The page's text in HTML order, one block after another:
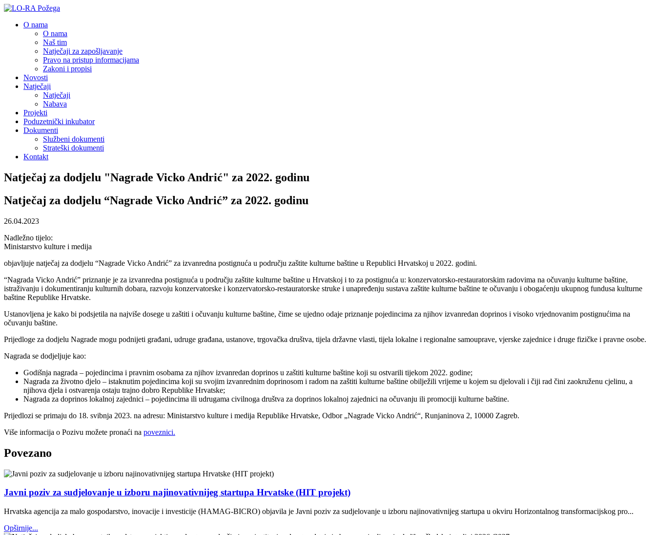
O nama
O nama
Naš tim
Natječaji za zapošljavanje
Pravo na pristup informacijama
Zakoni i propisi
Novosti
Natječaji
Natječaji
Nabava
Projekti
Poduzetnički inkubator
Dokumenti
Službeni dokumenti
Strateški dokumenti
Kontakt
Natječaj za dodjelu "Nagrade Vicko Andrić" za 2022. godinu
Natječaj za dodjelu “Nagrade Vicko Andrić” za 2022. godinu
26.04.2023
Nadležno tijelo:
Ministarstvo kulture i medija
objavljuje natječaj za dodjelu “Nagrade Vicko Andrić” za izvanredna postignuća u području zaštite kulturne baštine u Republici Hrvatskoj u 2022. godini.
“Nagrada Vicko Andrić” priznanje je za izvanredna postignuća u području zaštite kulturne baštine u Hrvatskoj i to za postignuća u: konzervatorsko-restauratorskim radovima na očuvanju kulturne baštine,
istraživanju i dokumentiranju kulturnih dobara, razvoju konzervatorske i konzervatorsko-restauratorske struke i unapređenju sustava zaštite kulturne baštine te očuvanju i obogaćenju ukupnog fundusa kulturne
baštine Republike Hrvatske.
Ustanovljena je kako bi podsjetila na najviše dosege u zaštiti i očuvanju kulturne baštine, čime se ujedno odaje priznanje pojedincima za njihov izvanredan doprinos i visoko vrjednovanim postignućima na
očuvanju baštine.
Prijedloge za dodjelu Nagrade mogu podnijeti građani, udruge građana, ustanove, trgovačka društva, tijela državne vlasti, tijela lokalne i regionalne samouprave, vjerske zajednice i druge fizičke i pravne osobe.
Nagrada se dodjeljuje kao:
Godišnja nagrada – pojedincima i pravnim osobama za njihov izvanredan doprinos u zaštiti kulturne baštine koji su ostvarili tijekom 2022. godine;
Nagrada za životno djelo – istaknutim pojedincima koji su svojim izvanrednim doprinosom i radom na zaštiti kulturne baštine obilježili vrijeme u kojem su djelovali i čiji rad čini zaokruženu cjelinu, a
njihova djela i ostvarenja ostaju trajno dobro Republike Hrvatske;
Nagrada za doprinos lokalnoj zajednici – pojedincima ili udrugama civilnoga društva za doprinos lokalnoj zajednici na očuvanju ili promociji kulturne baštine.
Prijedlozi se primaju do 18. svibnja 2023. na adresu: Ministarstvo kulture i medija Republike Hrvatske, Odbor „Nagrade Vicko Andrić“, Runjaninova 2, 10000 Zagreb.
Više informacija o Pozivu možete pronaći na poveznici.
Povezano
Javni poziv za sudjelovanje u izboru najinovativnijeg startupa Hrvatske (HIT projekt)
Hrvatska agencija za malo gospodarstvo, inovacije i investicije (HAMAG-BICRO) objavila je Javni poziv za sudjelovanje u izboru najinovativnijeg startupa u okviru Horizontalnog transformacijskog pro...
Opširnije...